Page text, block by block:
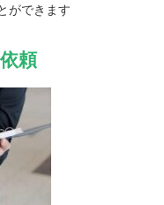
ができます
頼